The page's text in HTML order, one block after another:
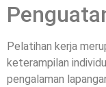
Pelatihan kerja
keterampilan
pengalaman